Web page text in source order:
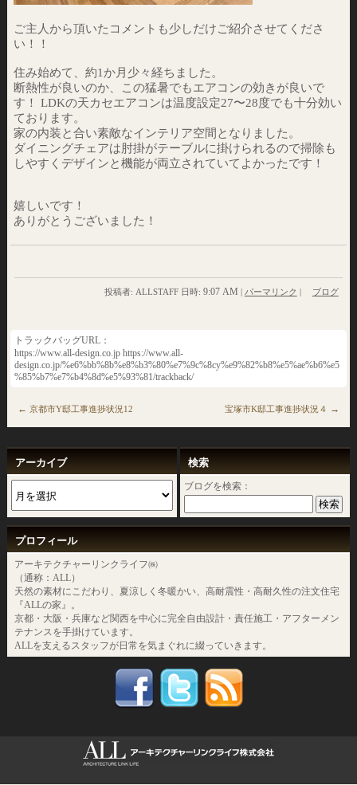
ご主人から頂いたコメントも少しだけご紹介させてくださ
い！！
住み始めて、約1か月少々経ちました。
断熱性が良いのか、この猛暑でもエアコンの効きが良いで
す！ LDKの天カセエアコンは温度設定27〜28度でも十分効い
ております。
家の内装と合い素敵なインテリア空間となりました。
ダイニングチェアは肘掛がテーブルに掛けられるので掃除も
しやすくデザインと機能が両立されていてよかったです！
嬉しいです！
ありがとうございました！
投稿者: ALLSTAFF 日時: 9:07 AM | パーマリンク | ブログ
トラックバッグURL：
https://www.all-design.co.jp https://www.all-
design.co.jp/%e6%bb%8b%e8%b3%80%e7%9c%8cy%e9%82%b8%e5%ae%b6%e5
%85%b7%e7%b4%8d%e5%93%81/trackback/
← 京都市Y邸工事進捗状況12 宝塚市K邸工事進捗状況４ →
アーカイブ 検索
ブログを検索：
プロフィール
アーキテクチャーリンクライフ㈱
（通称：ALL）
天然の素材にこだわり、夏涼しく冬暖かい、高耐震性・高耐久性の注文住宅
『ALLの家』。
京都・大阪・兵庫など関西を中心に完全自由設計・責任施工・アフターメン
テナンスを手掛けています。
ALLを支えるスタッフが日常を気まぐれに綴っていきます。